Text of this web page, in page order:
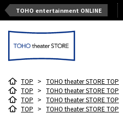
TOHO entertainment ONLINE
TOP > TOHO theater STORE TOP
TOP > TOHO theater STORE TOP
TOP > TOHO theater STORE TOP
TOP > TOHO theater STORE TOP